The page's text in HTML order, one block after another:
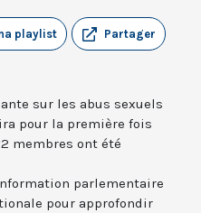
Partager
playlist
sur les abus sexuels
pour la première fois
membres ont été
parlementaire
pour approfondir